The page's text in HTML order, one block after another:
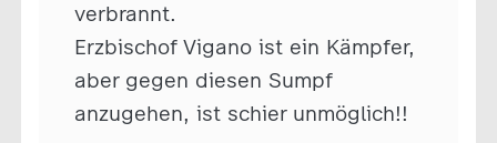
verbrannt.
Erzbischof Vigano ist ein Kämpfer,
aber gegen diesen Sumpf
anzugehen, ist schier unmöglich!!